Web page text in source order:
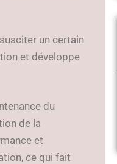
un certain
et développe
du
de la
et
ce qui fait